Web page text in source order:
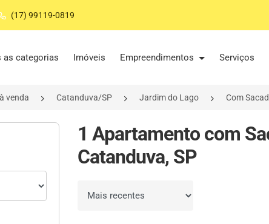
(17) 99119-0819
as categorias Imóveis Empreendimentos Serviços
venda Catanduva/SP Jardim do Lago Com
1 Apartamento com
Catanduva, SP
Ordenar por